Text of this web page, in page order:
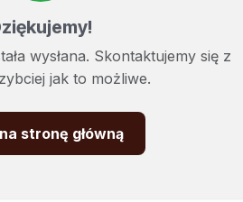
wysłana. Skontaktujemy się z
jak to możliwe.
stronę główną